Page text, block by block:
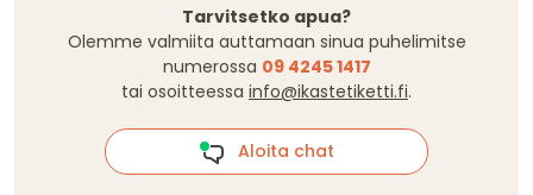
Tarvitsetko apua?
Olemme valmiita auttamaan sinua puhelimitse
numerossa 09 4245 1417
tai osoitteessa info@ikastetiketti.fi.
Aloita chat